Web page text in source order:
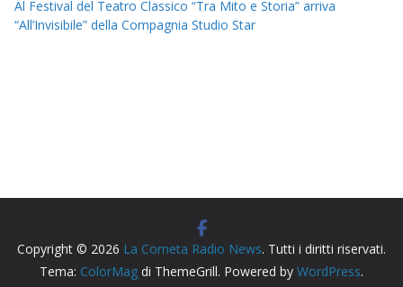
Al Festival del Teatro Classico “Tra Mito e Storia” arriva
“All’Invisibile” della Compagnia Studio Star
Copyright © 2026 La Cometa Radio News. Tutti i diritti riservati.
Tema: ColorMag di ThemeGrill. Powered by WordPress.